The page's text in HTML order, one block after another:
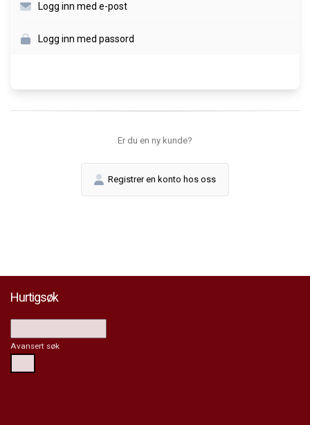
Logg inn med e-post
Logg inn med passord
Er du en ny kunde?
Registrer en konto hos oss
Hurtigsøk
Avansert søk